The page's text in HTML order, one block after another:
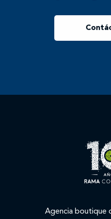
Agencia boutique